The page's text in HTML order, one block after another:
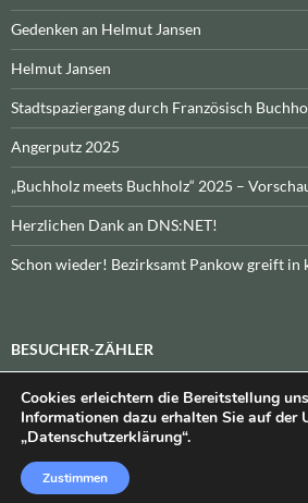
Gedenken an Helmut Jansen
Helmut Jansen
Stadtspaziergang durch Französisch
Angerputz 2025
„Buchholz meets Buchholz“ 2025 –
Herzlichen Dank an DNS:NET!
Schon wieder! Bezirksamt Pankow greift in
BESUCHER-ZÄHLER
Heute:_\n\nInsgesamt:_
Datenschutzerklärung
Cookies erleichtern die Bereitstellung
Informationen dazu erhalten Sie auf der
„Datenschutzerklärung“.
Zustimmen